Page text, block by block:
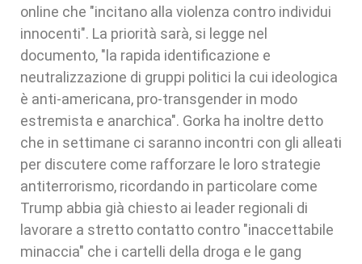
online che "incitano alla violenza contro individui
innocenti". La priorità sarà, si legge nel
documento, "la rapida identificazione e
neutralizzazione di gruppi politici la cui ideologica
è anti-americana, pro-transgender in modo
estremista e anarchica". Gorka ha inoltre detto
che in settimane ci saranno incontri con gli alleati
per discutere come rafforzare le loro strategie
antiterrorismo, ricordando in particolare come
Trump abbia già chiesto ai leader regionali di
lavorare a stretto contatto contro "inaccettabile
minaccia" che i cartelli della droga e le gang